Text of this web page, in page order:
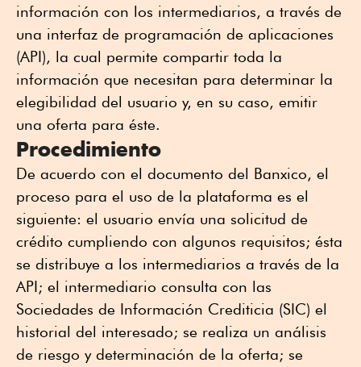
información con los intermediarios, a través de
una interfaz de programación de aplicaciones
(API), la cual permite compartir toda la
información que necesitan para determinar la
elegibilidad del usuario y, en su caso, emitir
una oferta para éste.
Procedimiento
De acuerdo con el documento del Banxico, el
proceso para el uso de la plataforma es el
siguiente: el usuario envía una solicitud de
crédito cumpliendo con algunos requisitos; ésta
se distribuye a los intermediarios a través de la
API; el intermediario consulta con las
Sociedades de Información Crediticia (SIC) el
historial del interesado; se realiza un análisis
de riesgo y determinación de la oferta; se